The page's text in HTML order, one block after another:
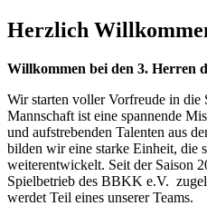
Herzlich
Willkommen bei den 3. Herren
Wir starten voller Vorfreude in die
Mannschaft ist eine spannende
und aufstrebenden Talenten aus
bilden wir eine starke Einheit, die
weiterentwickelt. Seit der Saison
Spielbetrieb des BBKK e.V.
werdet Teil eines unserer Teams.